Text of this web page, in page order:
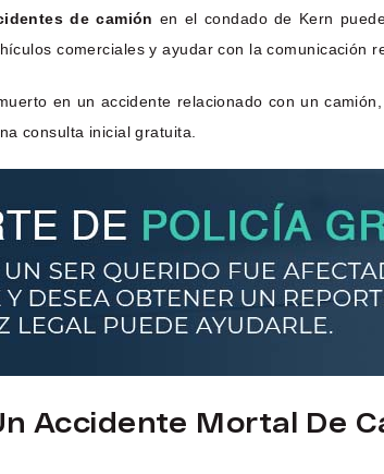
de camión en el condado de Kern
comerciales y ayudar con la
en un accidente relacionado con un
consulta inicial gratuita.
Accidente Mortal De